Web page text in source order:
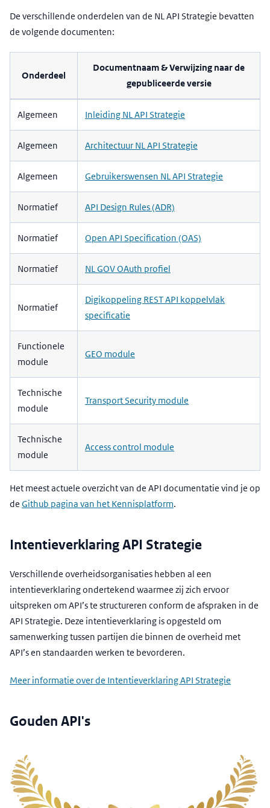
De verschillende onderdelen van de NL API Strategie bevatten
de volgende documenten:
Onderdeel
Documentnaam & Verwijzing naar de
gepubliceerde versie
Algemeen Inleiding NL API Strategie
Algemeen Architectuur NL API Strategie
Algemeen Gebruikerswensen NL API Strategie
Normatief API Design Rules (ADR)
Normatief Open API Specification (OAS)
Normatief NL GOV OAuth profiel
Normatief
Digikoppeling REST API koppelvlak
specificatie
Functionele
module
GEO module
Technische
module
Transport Security module
Technische
module
Access control module
Het meest actuele overzicht van de API documentatie vind je op
de Github pagina van het Kennisplatform.
Intentieverklaring API Strategie
Verschillende overheidsorganisaties hebben al een
intentieverklaring ondertekend waarmee zij zich ervoor
uitspreken om API’s te structureren conform de afspraken in de
API Strategie. Deze intentieverklaring is opgesteld om
samenwerking tussen partijen die binnen de overheid met
API’s en standaarden werken te bevorderen.
Meer informatie over de Intentieverklaring API Strategie
Gouden API's